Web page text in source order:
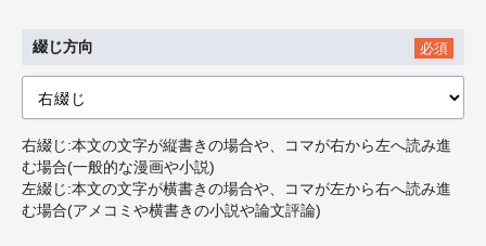
綴じ方向 必須
右綴じ:本文の文字が縦書きの場合や、コマが右から左へ読み進
む場合(一般的な漫画や小説)
左綴じ:本文の文字が横書きの場合や、コマが左から右へ読み進
む場合(アメコミや横書きの小説や論文評論)